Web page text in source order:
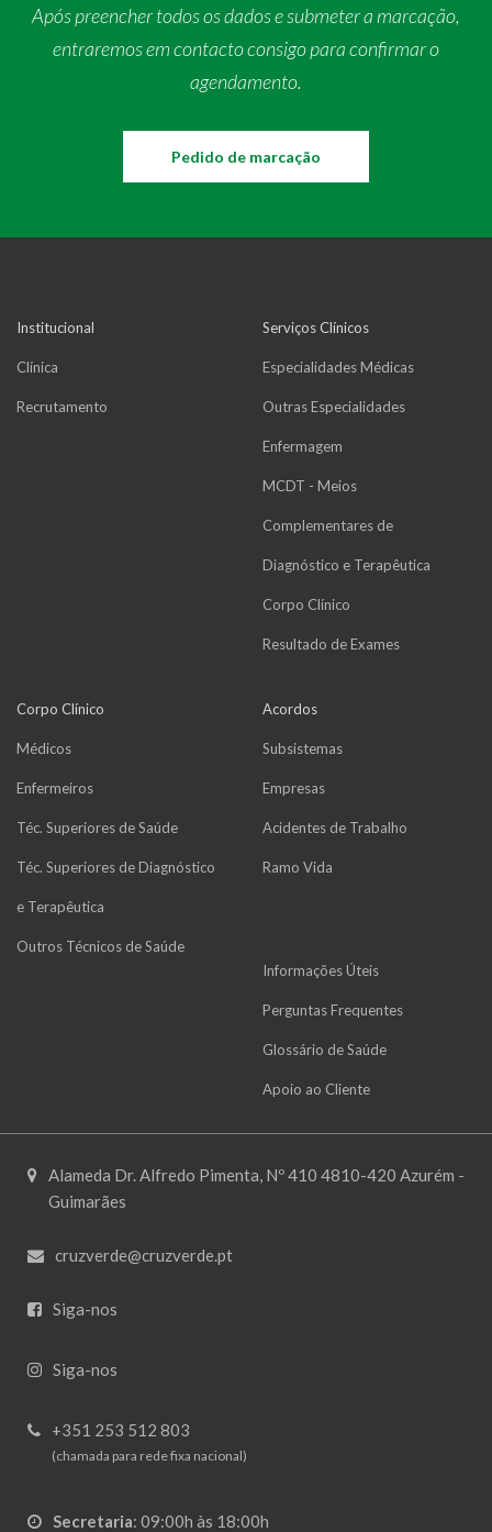
Após preencher todos os dados e submeter a marcação,
entraremos em contacto consigo para confirmar o
agendamento.
Pedido de marcação
Institucional
Clínica
Recrutamento
Serviços Clínicos
Especialidades Médicas
Outras Especialidades
Enfermagem
MCDT - Meios
Complementares de
Diagnóstico e Terapêutica
Corpo Clínico
Resultado de Exames
Corpo Clínico
Médicos
Enfermeiros
Téc. Superiores de Saúde
Téc. Superiores de Diagnóstico
e Terapêutica
Outros Técnicos de Saúde
Acordos
Subsistemas
Empresas
Acidentes de Trabalho
Ramo Vida
Informações Úteis
Perguntas Frequentes
Glossário de Saúde
Apoio ao Cliente
Alameda Dr. Alfredo Pimenta, Nº 410 4810-420 Azurém -
Guimarães
cruzverde@cruzverde.pt
Siga-nos
Siga-nos
+351 253 512 803
(chamada para rede fixa nacional)
Secretaria: 09:00h às 18:00h